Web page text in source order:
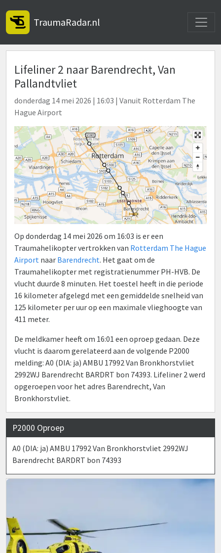
TraumaRadar.nl
Lifeliner 2 naar Barendrecht, Van
Pallandtvliet
donderdag 14 mei 2026 | 16:03 | Vanuit Rotterdam The
Hague Airport
Op donderdag 14 mei 2026 om 16:03 is er een
Traumahelikopter vertrokken van Rotterdam The Hague
Airport naar Barendrecht. Het gaat om de
Traumahelikopter met registratienummer PH-HVB. De
vlucht duurde 8 minuten. Het toestel heeft in die periode
16 kilometer afgelegd met een gemiddelde snelheid van
125 kilometer per uur op een maximale vlieghoogte van
411 meter.
De meldkamer heeft om 16:01 een oproep gedaan. Deze
vlucht is daarom gerelateerd aan de volgende P2000
melding: A0 (DIA: ja) AMBU 17992 Van Bronkhorstvliet
2992WJ Barendrecht BARDRT bon 74393. Lifeliner 2 werd
opgeroepen voor het adres Barendrecht, Van
Bronkhorstvliet.
P2000 Oproep
A0 (DIA: ja) AMBU 17992 Van Bronkhorstvliet 2992WJ
Barendrecht BARDRT bon 74393